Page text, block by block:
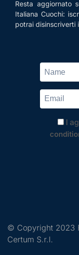
Resta aggiornato
Italiana Cuochi:
potrai disinscriverti
I
© Copyright 2023
Certum S.r.l.